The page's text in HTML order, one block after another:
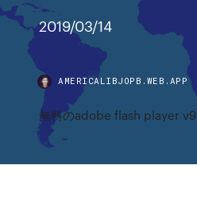
2019/03/14
AMERICALIBJOPB.WEB.APP
無料のadobe flash player v9